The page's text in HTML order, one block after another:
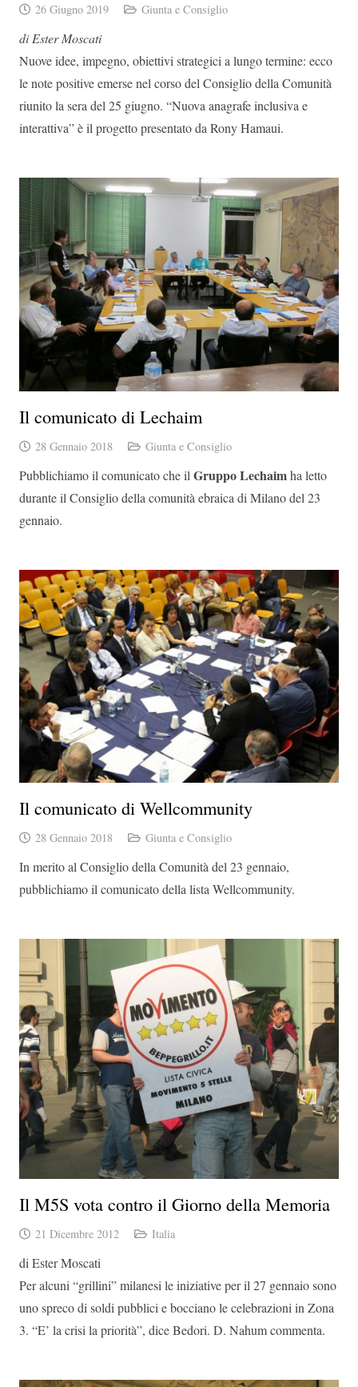
26 Giugno 2019 Giunta e Consiglio
di Ester Moscati
Nuove idee, impegno, obiettivi strategici a lungo termine: ecco
le note positive emerse nel corso del Consiglio della Comunità
riunito la sera del 25 giugno. “Nuova anagrafe inclusiva e
interattiva” è il progetto presentato da Rony Hamaui.
Il comunicato di Lechaim
28 Gennaio 2018 Giunta e Consiglio
Pubblichiamo il comunicato che il Gruppo Lechaimha letto
durante il Consiglio della comunità ebraica di Milano del 23
gennaio.
Il comunicato di Wellcommunity
28 Gennaio 2018 Giunta e Consiglio
In merito al Consiglio della Comunità del 23 gennaio,
pubblichiamo il comunicato della lista Wellcommunity.
Il M5S vota contro il Giorno della Memoria
21 Dicembre 2012 Italia
di Ester Moscati
Per alcuni “grillini” milanesi le iniziative per il 27 gennaio sono
uno spreco di soldi pubblici e bocciano le celebrazioni in Zona
3. “E’ la crisi la priorità”, dice Bedori. D. Nahum commenta.